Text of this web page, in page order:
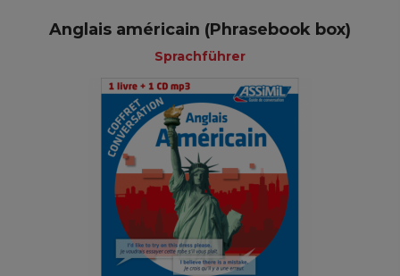
Anglais américain (Phrasebook box)
Sprachführer